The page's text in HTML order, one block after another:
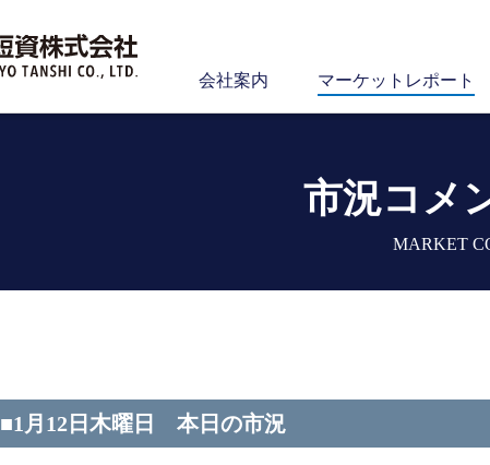
会社案内 マーケットレポート
市況コメ
MARKET
■1月12日木曜日 本日の市況